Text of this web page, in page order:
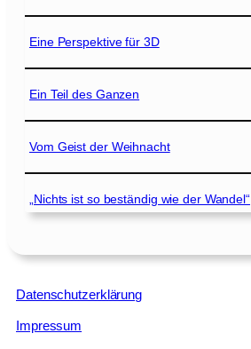
Eine Perspektive für 3D
Ein Teil des Ganzen
Vom Geist der Weihnacht
„Nichts ist so beständig wie der Wandel“
Datenschutzerklärung
Impressum